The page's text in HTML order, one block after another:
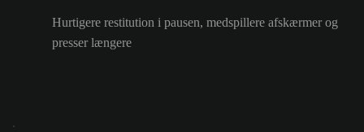
Hurtigere restitution i pausen, medspillere afskærmer og
presser længere